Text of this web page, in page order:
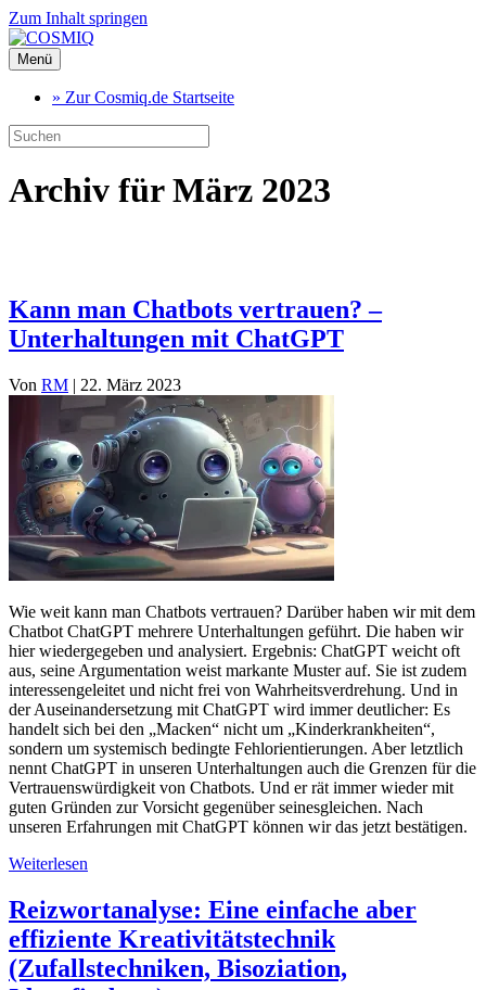
Zum Inhalt springen
Menü
» Zur Cosmiq.de Startseite
Archiv für März 2023
Kann man Chatbots vertrauen? –
Unterhaltungen mit ChatGPT
Von RM | 22. März 2023
Wie weit kann man Chatbots vertrauen? Darüber haben wir mit dem
Chatbot ChatGPT mehrere Unterhaltungen geführt. Die haben wir
hier wiedergegeben und analysiert. Ergebnis: ChatGPT weicht oft
aus, seine Argumentation weist markante Muster auf. Sie ist zudem
interessengeleitet und nicht frei von Wahrheitsverdrehung. Und in
der Auseinandersetzung mit ChatGPT wird immer deutlicher: Es
handelt sich bei den „Macken“ nicht um „Kinderkrankheiten“,
sondern um systemisch bedingte Fehlorientierungen. Aber letztlich
nennt ChatGPT in unseren Unterhaltungen auch die Grenzen für die
Vertrauenswürdigkeit von Chatbots. Und er rät immer wieder mit
guten Gründen zur Vorsicht gegenüber seinesgleichen. Nach
unseren Erfahrungen mit ChatGPT können wir das jetzt bestätigen.
Weiterlesen
Reizwortanalyse: Eine einfache aber
effiziente Kreativitätstechnik
(Zufallstechniken, Bisoziation,